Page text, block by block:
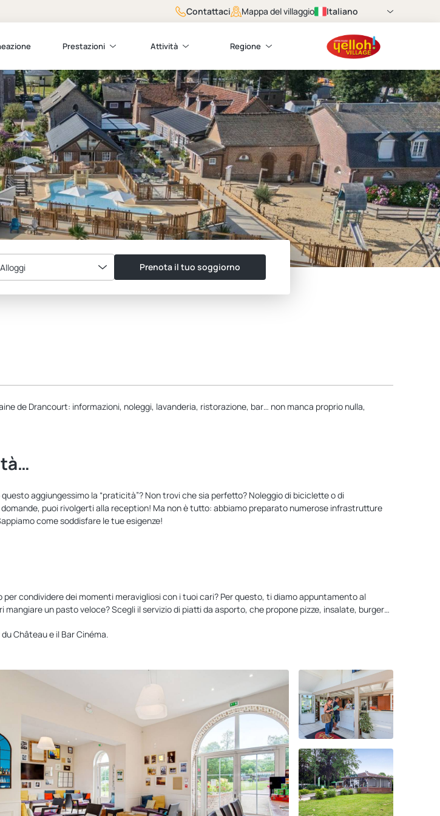
Contattaci Mappa del villaggio Italiano
Prestazioni Attività Regione
Alloggi Prenota il tuo soggiorno
de Drancourt: informazioni, noleggi, lavanderia, ristorazione, bar… non manca proprio nulla,
aggiungessimo la “praticità”? Non trovi che sia perfetto? Noleggio di biciclette o di
puoi rivolgerti alla reception! Ma non è tutto: abbiamo preparato numerose infrastrutture
come soddisfare le tue esigenze!
condividere dei momenti meravigliosi con i tuoi cari? Per questo, ti diamo appuntamento al
un pasto veloce? Scegli il servizio di piatti da asporto, che propone pizze, insalate, burger…
Château e il Bar Cinéma.